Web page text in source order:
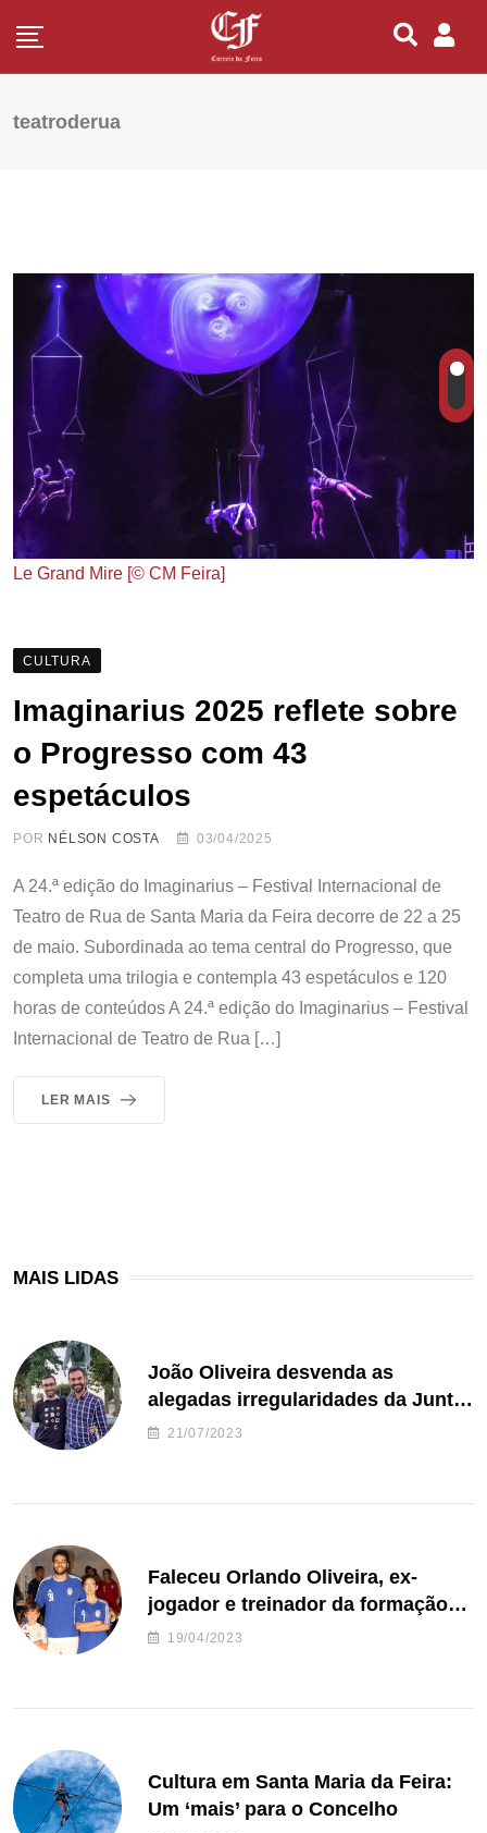
teatroderua
Le Grand Mire [© CM Feira]
CULTURA
Imaginarius 2025 reflete sobre
o Progresso com 43
espetáculos
POR NÉLSON COSTA 03/04/2025
A 24.ª edição do Imaginarius – Festival Internacional de
Teatro de Rua de Santa Maria da Feira decorre de 22 a 25
de maio. Subordinada ao tema central do Progresso, que
completa uma trilogia e contempla 43 espetáculos e 120
horas de conteúdos A 24.ª edição do Imaginarius – Festival
Internacional de Teatro de Rua […]
LER MAIS
MAIS LIDAS
João Oliveira desvenda as
alegadas irregularidades da Junta
de Freguesia S. João de Ver
21/07/2023
Faleceu Orlando Oliveira, ex-
jogador e treinador da formação
de andebol do Feirense
19/04/2023
Cultura em Santa Maria da Feira:
Um ‘mais’ para o Concelho